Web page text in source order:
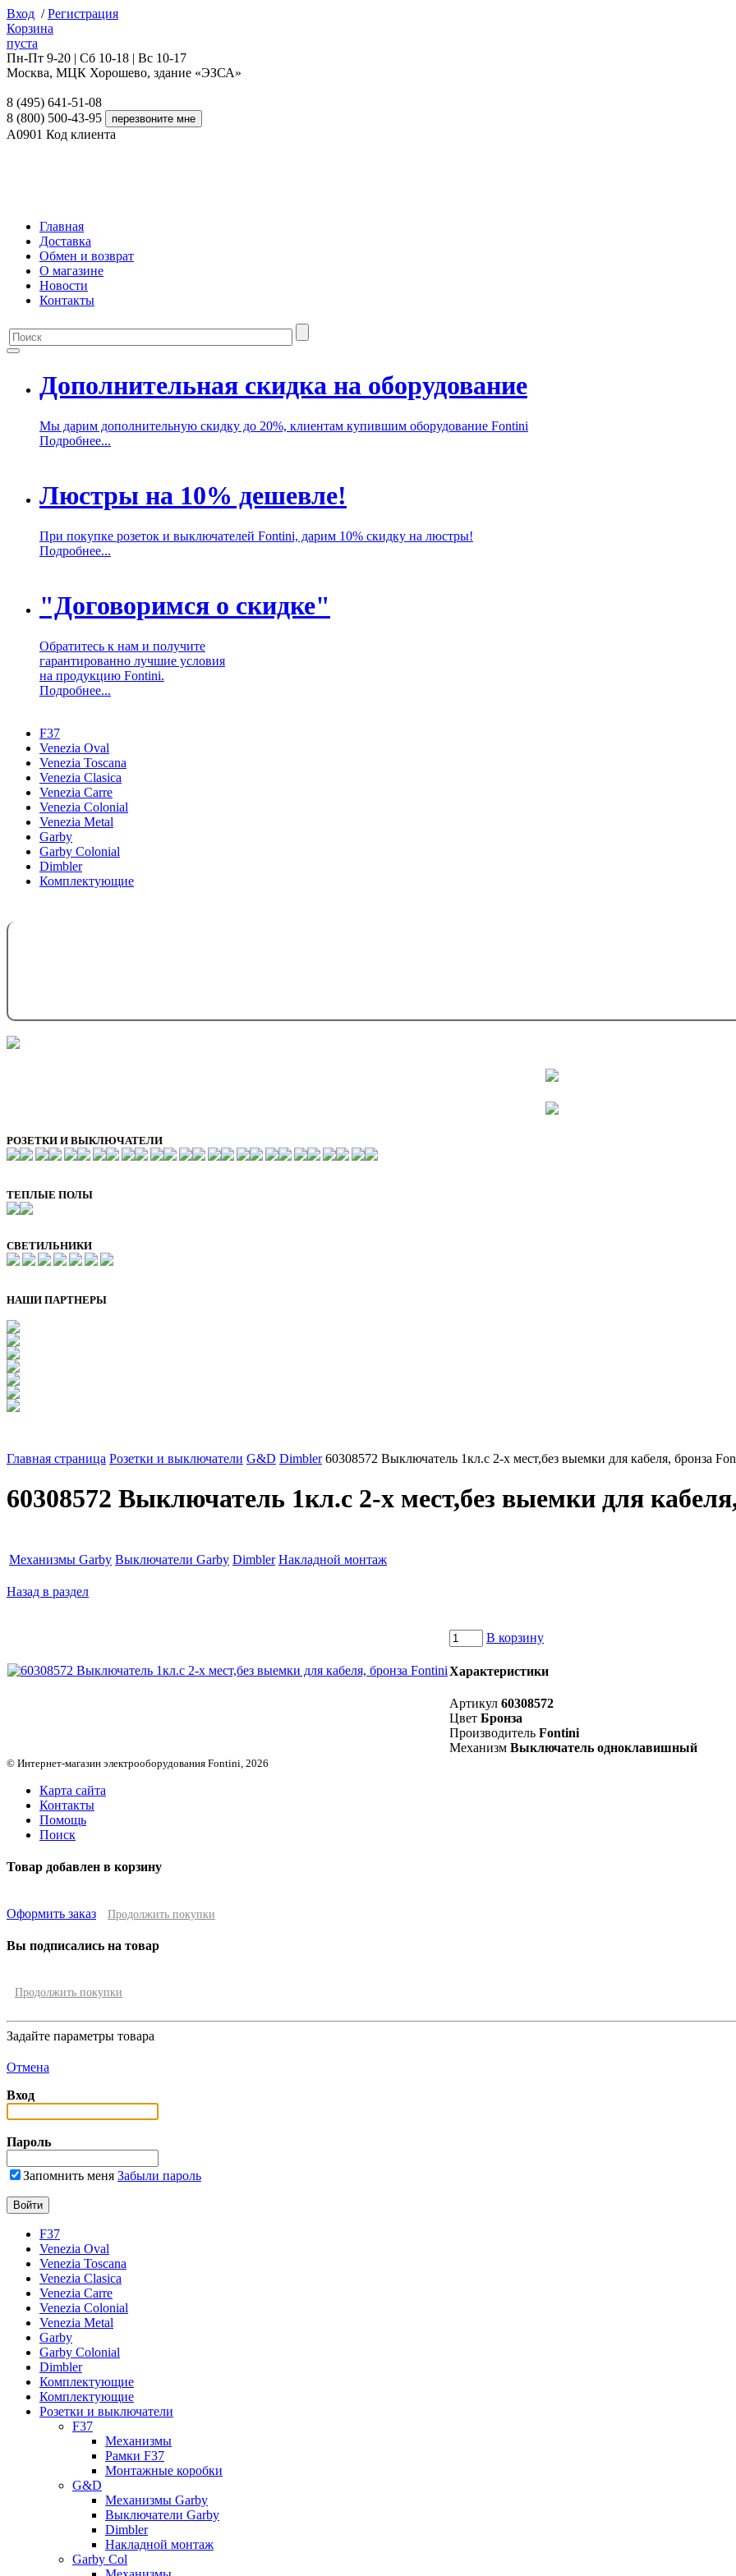
Вход / Регистрация
Корзина
пуста
Пн-Пт 9-20 | Сб 10-18 | Вс 10-17
Москва, МЦК Хорошево, здание «ЭЗСА»
8 (495) 641-51-08
8 (800) 500-43-95
A0901 Код клиента
Главная
Доставка
Обмен и возврат
О магазине
Новости
Контакты
Дополнительная скидка на оборудование
Мы дарим дополнительную скидку до 20%, клиентам купившим оборудование Fontini
Подробнее...
Люстры на 10% дешевле!
При покупке розеток и выключателей Fontini, дарим 10% скидку на люстры!
Подробнее...
"Договоримся о скидке"
Обратитесь к нам и получите
гарантированно лучшие условия
на продукцию Fontini.
Подробнее...
F37
Venezia Oval
Venezia Toscana
Venezia Clasica
Venezia Carre
Venezia Colonial
Venezia Metal
Garby
Garby Colonial
Dimbler
Комплектующие
РОЗЕТКИ И ВЫКЛЮЧАТЕЛИ
ТЕПЛЫЕ ПОЛЫ
СВЕТИЛЬНИКИ
НАШИ ПАРТНЕРЫ
Главная страница Розетки и выключатели G&D Dimbler 60308572 Выключатель 1кл.с 2-х мест,без выемки для кабеля, бронза
60308572 Выключатель 1кл.с 2-х мест,без выемки для
Механизмы Garby Выключатели Garby Dimbler Накладной монтаж
Назад в раздел
В корзину
Характеристики
Артикул 60308572
Цвет Бронза
Производитель Fontini
Механизм Выключатель одноклавишный
© Интернет-магазин электрооборудования Fontini, 2026
Карта сайта
Контакты
Помощь
Поиск
Товар добавлен в корзину
Оформить заказ Продолжить покупки
Вы подписались на товар
Продолжить покупки
Задайте параметры товара
Отмена
Вход
Пароль
Запомнить меня Забыли пароль
F37
Venezia Oval
Venezia Toscana
Venezia Clasica
Venezia Carre
Venezia Colonial
Venezia Metal
Garby
Garby Colonial
Dimbler
Комплектующие
Комплектующие
Розетки и выключатели
F37
Механизмы
Рамки F37
Монтажные коробки
G&D
Механизмы Garby
Выключатели Garby
Dimbler
Накладной монтаж
Garby Col